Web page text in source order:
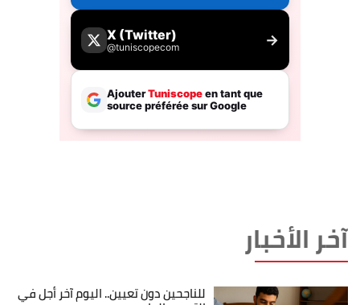
آخر الأخبار
للناجحين دون تعيين.. اليوم آخر أجل في